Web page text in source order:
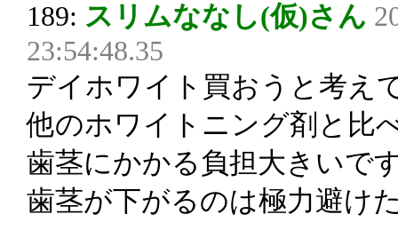
189: スリムななし(仮)さん
23:54:48.35
デイホワイト買おうと考え
他のホワイトニング剤と比
歯茎にかかる負担大きいで
歯茎が下がるのは極力避け